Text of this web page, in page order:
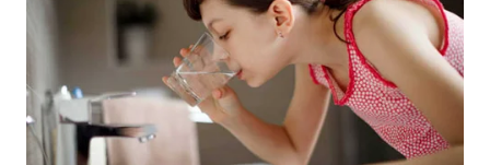
WN
LABUANBAJO